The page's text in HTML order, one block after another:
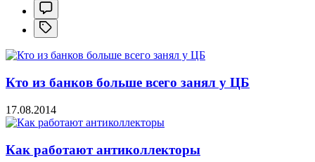
Кто из банков больше всего занял у ЦБ
17.08.2014
Как работают антиколлекторы